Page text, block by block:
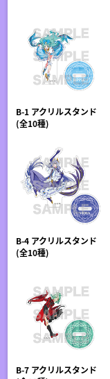
B-1 アクリルスタンド
(全10種)
B-4 アクリルスタンド
(全10種)
B-7 アクリルスタンド